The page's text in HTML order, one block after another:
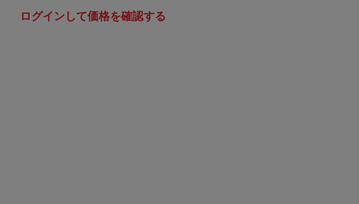
ログインして価格を確認する